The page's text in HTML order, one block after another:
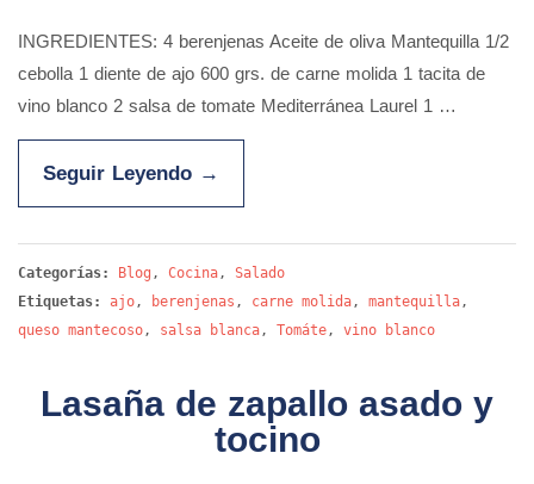
INGREDIENTES: 4 berenjenas Aceite de oliva Mantequilla 1/2
cebolla 1 diente de ajo 600 grs. de carne molida 1 tacita de
vino blanco 2 salsa de tomate Mediterránea Laurel 1 …
Seguir Leyendo →
Categorías: Blog , Cocina, Salado
Etiquetas:
ajo, berenjenas , carne molida, mantequilla,
queso mantecoso, salsa blanca, Tomáte, vino blanco
Lasaña de zapallo asado y
tocino